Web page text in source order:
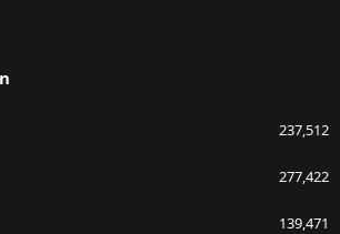
237,512
277,422
139,471